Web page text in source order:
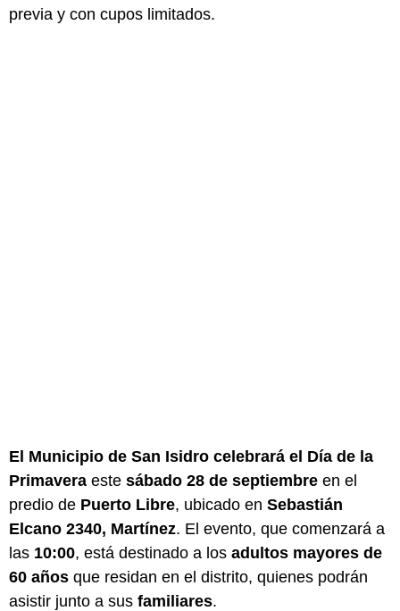
previa y con cupos limitados.
El Municipio de San Isidro celebrará el Día de la
Primavera este sábado 28 de septiembre en el
predio de Puerto Libre, ubicado en Sebastián
Elcano 2340, Martínez. El evento, que comenzará a
las 10:00, está destinado a los adultos mayores de
60 años que residan en el distrito, quienes podrán
asistir junto a sus familiares.